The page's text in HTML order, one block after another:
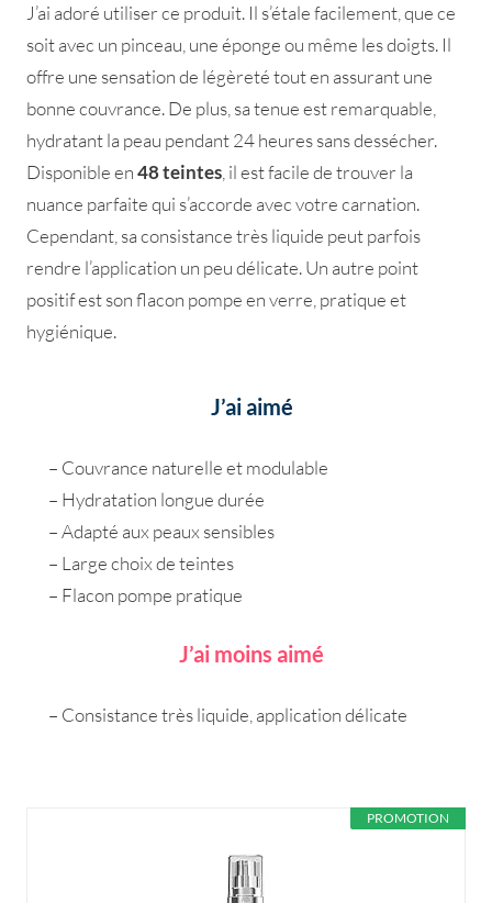
J’ai adoré utiliser ce produit. Il s’étale facilement, que ce
soit avec un pinceau, une éponge ou même les doigts. Il
offre une sensation de légèreté tout en assurant une
bonne couvrance. De plus, sa tenue est remarquable,
hydratant la peau pendant 24 heures sans dessécher.
Disponible en48 teintes , il est facile de trouver la
nuance parfaite qui s’accorde avec votre carnation.
Cependant, sa consistance très liquide peut parfois
rendre l’application un peu délicate. Un autre point
positif est son flacon pompe en verre, pratique et
hygiénique.
J’ai aimé
– Couvrance naturelle et modulable
– Hydratation longue durée
– Adapté aux peaux sensibles
– Large choix de teintes
– Flacon pompe pratique
J’ai moins aimé
– Consistance très liquide, application délicate
PROMOTION